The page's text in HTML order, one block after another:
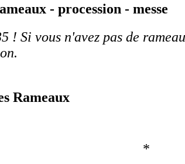
- procession - messe
! Si vous n'avez pas de
Rameaux
*